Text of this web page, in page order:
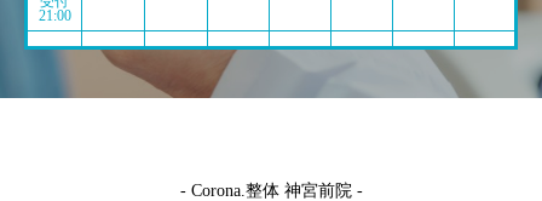
21:00
- Corona.整体 神宮前院 -